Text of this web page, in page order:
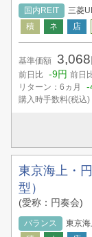
国内REIT 三菱
基準価額 3,068
前日比 -9円 前日
リターン：6ヵ月 -
購入時手数料(税込)
東京海上・
型）
(愛称：円奏会)
バランス 東京海